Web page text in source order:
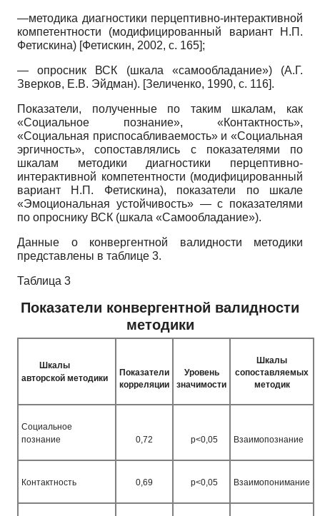
—методика диагностики перцептивно-интерактивной
компетентности (модифицированный вариант Н.П.
Фетискина) [Фетискин, 2002, с. 165];
— опросник ВСК (шкала «самообладание») (А.Г.
Зверков, Е.В. Эйдман). [Зеличенко, 1990, с. 116].
Показатели, полученные по таким шкалам, как
«Социальное познание», «Контактность»,
«Социальная приспосабливаемость» и «Социальная
эргичность», сопоставлялись с показателями по
шкалам методики диагностики перцептивно-
интерактивной компетентности (модифицированный
вариант Н.П. Фетискина), показатели по шкале
«Эмоциональная устойчивость» — с показателями
по опроснику ВСК (шкала «Самообладание»).
Данные о конвергентной валидности методики
представлены в таблице 3.
Таблица 3
Показатели конвергентной валидности
методики
Шкалы
авторской методики
Показатели
корреляции
Уровень
значимости
Шкалы
сопоставляемых
методик
Социальное
познание
0,72 р<0,05 Взаимопознание
Контактность 0,69 р<0,05 Взаимопонимание